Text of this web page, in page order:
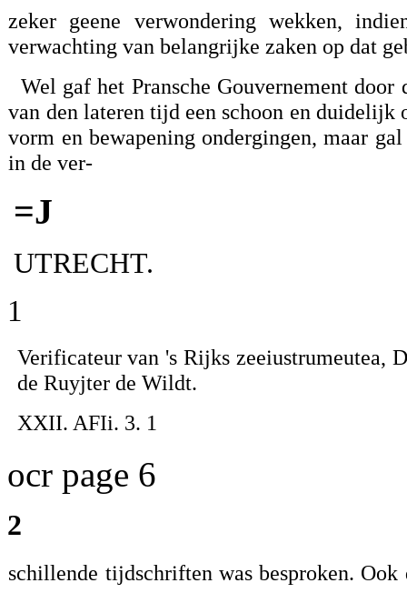
zeker geene verwondering wekken,
verwachting van belangrijke zaken op dat
Wel gaf het Pransche Gouvernement
van den lateren tijd een schoon en
vorm en bewapening ondergingen, maar
in de ver-
=J
UTRECHT.
1
Verificateur van 's Rijks zeeiustrumeutea,
de Ruyjter de Wildt.
XXII. AFIi. 3. 1
ocr page 6
2
schillende tijdschriften was besproken. Ook